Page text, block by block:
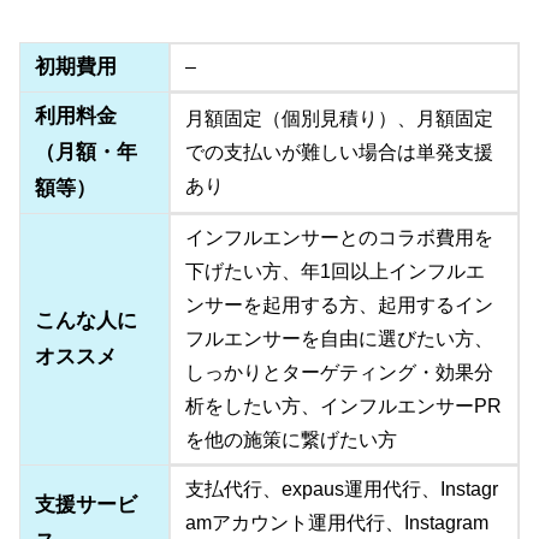
初期費用 –
利用料金
（月額・年
額等）
月額固定（個別見積り）、月額固定
での支払いが難しい場合は単発支援
あり
こんな人に
オススメ
インフルエンサーとのコラボ費用を
下げたい方、年1回以上インフルエ
ンサーを起用する方、起用するイン
フルエンサーを自由に選びたい方、
しっかりとターゲティング・効果分
析をしたい方、インフルエンサーPR
を他の施策に繋げたい方
支援サービ
支払代行、expaus運用代行、Instagr
amアカウント運用代行、Instagram